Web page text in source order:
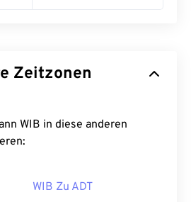
Zeitzonen
WIB in diese anderen
WIB Zu ADT